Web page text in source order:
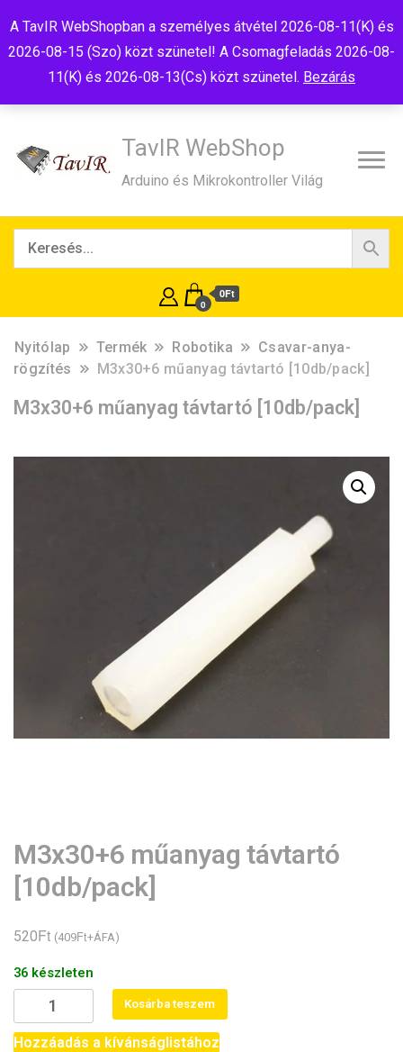
A TavIR WebShopban a személyes átvétel 2026-08-11(K) és
2026-08-15 (Szo) közt szünetel! A Csomagfeladás 2026-08-
11(K) és 2026-08-13(Cs) közt szünetel. Bezárás
TavIR WebShop
Arduino és Mikrokontroller Világ
0
0Ft
Nyitólap Termék Robotika
Csavar-anya-
rögzítés
M3x30+6 műanyag távtartó [10db/pack]
M3x30+6 műanyag távtartó [10db/pack]
M3x30+6 műanyag távtartó
[10db/pack]
520Ft (409Ft+ÁFA)
36 készleten
M3x30+6
műanyag
távtartó
Kosárba teszem
Hozzáadás a kívánságlistához